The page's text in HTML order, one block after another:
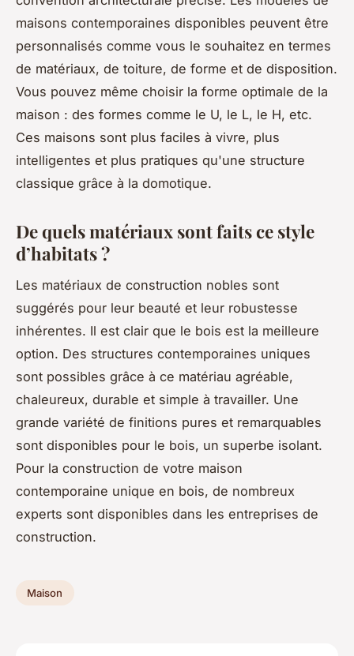
maisons contemporaines disponibles peuvent être
personnalisés comme vous le souhaitez en termes
de matériaux, de toiture, de forme et de disposition.
Vous pouvez même choisir la forme optimale de la
maison : des formes comme le U, le L, le H, etc.
Ces maisons sont plus faciles à vivre, plus
intelligentes et plus pratiques qu'une structure
classique grâce à la domotique.
De quels matériaux sont faits ce style
d’habitats ?
Les matériaux de construction nobles sont
suggérés pour leur beauté et leur robustesse
inhérentes. Il est clair que le bois est la meilleure
option. Des structures contemporaines uniques
sont possibles grâce à ce matériau agréable,
chaleureux, durable et simple à travailler. Une
grande variété de finitions pures et remarquables
sont disponibles pour le bois, un superbe isolant.
Pour la construction de votre maison
contemporaine unique en bois, de nombreux
experts sont disponibles dans les entreprises de
construction.
Maison